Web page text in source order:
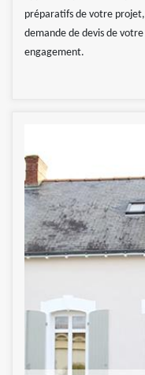
préparatifs de votre
demande de devis de
engagement.